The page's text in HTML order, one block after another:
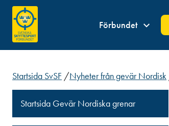
Förbundet
Startsida SvSF /Nyheter från gevär Nordisk
Startsida Gevär Nordiska grenar